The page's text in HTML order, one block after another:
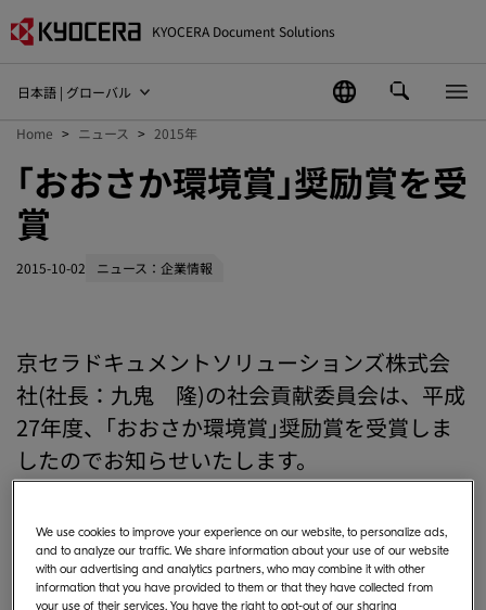
KYOCERA Document Solutions
日本語 | グローバル
Home ニュース 2015年
｢おおさか環境賞｣奨励賞を受
賞
2015-10-02 ニュース：企業情報
京セラドキュメントソリューションズ株式会
社(社長：九鬼 隆)の社会貢献委員会は、平成
27年度、｢おおさか環境賞｣奨励賞を受賞しま
したのでお知らせいたします。
減や自然との共生、快適環境の創造など、自
主的かつ積極的に他の規範となる豊かな環境
We use cookies to improve your experience on our website, to personalize ads,
and to analyze our traffic. We share information about your use of our website
with our advertising and analytics partners, who may combine it with other
information that you have provided to them or that they have collected from
your use of their services. You have the right to opt-out of our sharing